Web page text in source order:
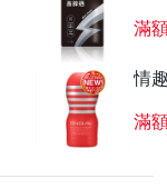
滿
情
滿